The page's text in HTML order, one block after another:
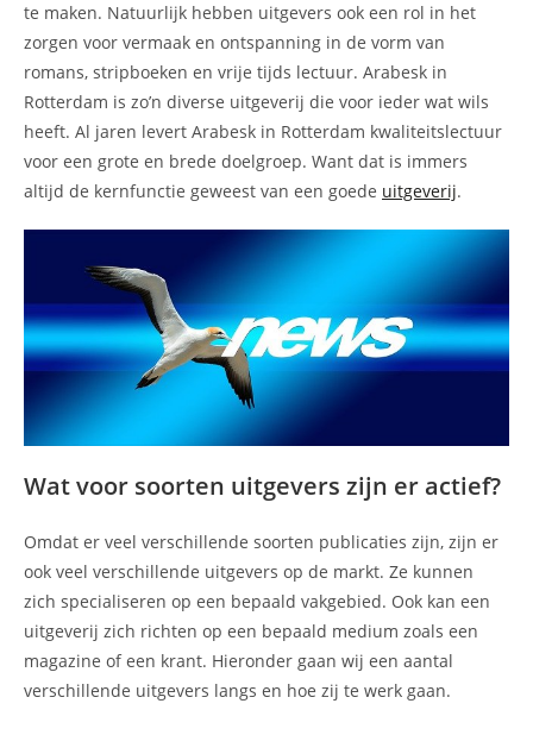
te maken. Natuurlijk hebben uitgevers ook een rol in het
zorgen voor vermaak en ontspanning in de vorm van
romans, stripboeken en vrije tijds lectuur. Arabesk in
Rotterdam is zo’n diverse uitgeverij die voor ieder wat wils
heeft. Al jaren levert Arabesk in Rotterdam kwaliteitslectuur
voor een grote en brede doelgroep. Want dat is immers
altijd de kernfunctie geweest van een goede uitgeverij.
Wat voor soorten uitgevers zijn er actief?
Omdat er veel verschillende soorten publicaties zijn, zijn er
ook veel verschillende uitgevers op de markt. Ze kunnen
zich specialiseren op een bepaald vakgebied. Ook kan een
uitgeverij zich richten op een bepaald medium zoals een
magazine of een krant. Hieronder gaan wij een aantal
verschillende uitgevers langs en hoe zij te werk gaan.